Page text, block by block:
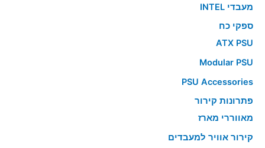
מעבדי INTEL
ספקי כח
ATX PSU
Modular PSU
PSU Accessories
פתרונות קירור
מאווררי מארז
קירור אוויר למעבדים